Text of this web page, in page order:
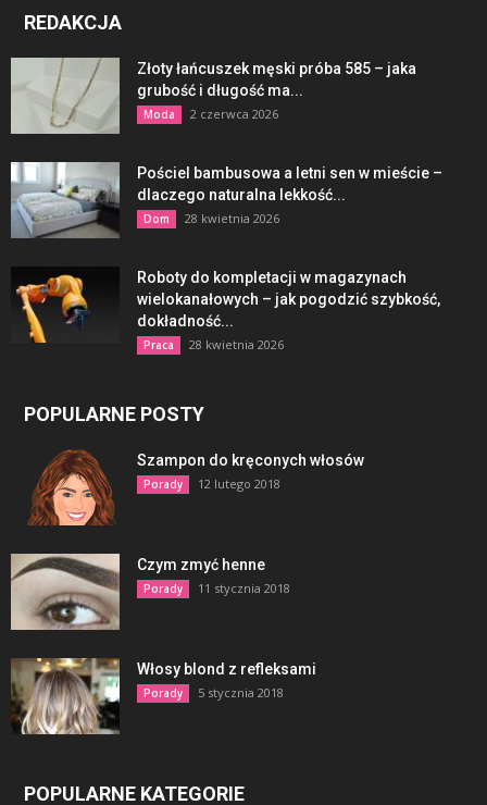
REDAKCJA
Złoty łańcuszek męski próba 585 – jaka
grubość i długość ma...
Moda 2 czerwca 2026
Pościel bambusowa a letni sen w mieście –
dlaczego naturalna lekkość...
Dom 28 kwietnia 2026
Roboty do kompletacji w magazynach
wielokanałowych – jak pogodzić szybkość,
dokładność...
Praca 28 kwietnia 2026
POPULARNE POSTY
Szampon do kręconych włosów
Porady 12 lutego 2018
Czym zmyć henne
Porady 11 stycznia 2018
Włosy blond z refleksami
Porady 5 stycznia 2018
POPULARNE KATEGORIE